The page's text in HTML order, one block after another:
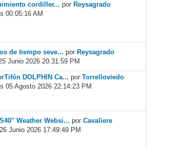
cordiller... por Reysagrado
00:05:16 AM
de tiempo seve... porReysagrado
Junio 2026 20:31:59 PM
DOLPHIN Ca... porTorrelloviedo
05 Agosto 2026 22:14:23 PM
Weather Websi... porCavaliere
Junio 2026 17:49:49 PM